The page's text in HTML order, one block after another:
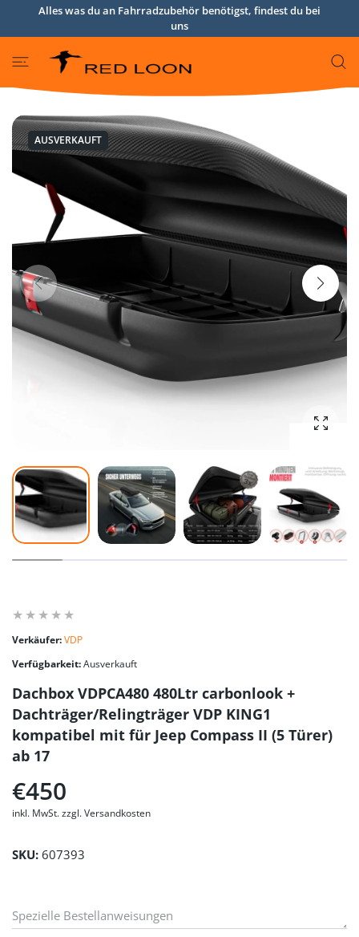
INHALTAlles was du an Fahrradzubehör benötigst, findest du bei
uns
Foto
AUSVERKAUFT
Verkäufer:VDP
Verfügbarkeit:Ausverkauft
Dachbox VDPCA480 480Ltr carbonlook +
Dachträger/Relingträger VDP KING1
kompatibel mit für Jeep Compass II (5 Türer)
ab 17
€450
inkl. MwSt. zzgl. Versandkosten
SKU: 607393